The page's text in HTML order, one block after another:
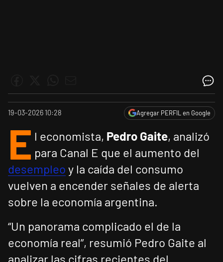
19-03-2026 10:28 Agregar PERFIL en Google
E l economista, Pedro Gaite, analizó
para Canal E que el aumento del
desempleo y la caída del consumo
vuelven a encender señales de alerta
sobre la economía argentina.
“Un panorama complicado el de la
economía real”, resumió Pedro Gaite al
analizar las cifras recientes del